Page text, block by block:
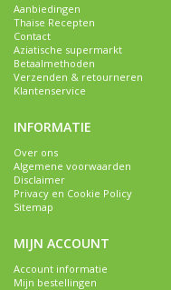
Aanbiedingen
Thaise Recepten
Contact
Aziatische supermarkt
Betaalmethoden
Verzenden & retourneren
Klantenservice
INFORMATIE
Over ons
Algemene voorwaarden
Disclaimer
Privacy en Cookie Policy
Sitemap
MIJN ACCOUNT
Account informatie
Mijn bestellingen